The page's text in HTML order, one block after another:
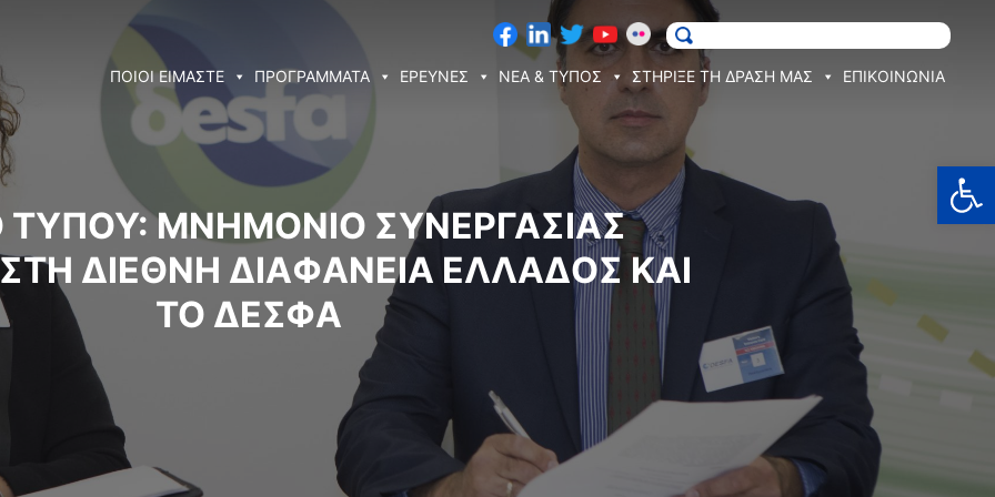
ΠΟΙΟΙ ΕΙΜΑΣΤΕ ΠΡΟΓΡΑΜΜΑΤΑ ΕΡΕΥΝΕΣ ΝΕΑ & ΤΥΠΟΣ ΣΤΗΡΙΞΕ ΤΗ ΔΡΑΣΗ ΜΑΣ ΕΠΙΚΟΙΝΩΝΙΑ
ΤΥΠΟΥ: ΜΝΗΜΌΝΙΟ ΣΥΝΕΡΓΑΣΊΑΣ
ΔΙΕΘΝΉ ΔΙΑΦΆΝΕΙΑ ΕΛΛΆΔΟΣ ΚΑΙ
ΤΟ ΔΕΣΦΑ